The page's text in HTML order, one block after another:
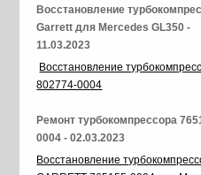
Восстановление
Garrett для Mercedes GL350 -
11.03.2023
Восстановление
802774-0004
Ремонт турбокомпрессора
0004 - 02.03.2023
Восстановление